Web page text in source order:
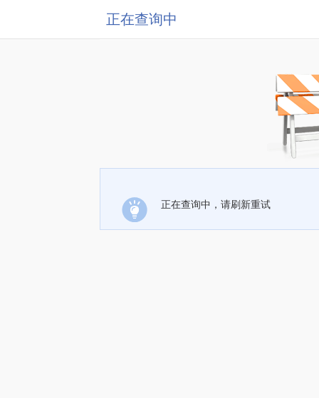
正在查询中
正在查询中，请刷新重试